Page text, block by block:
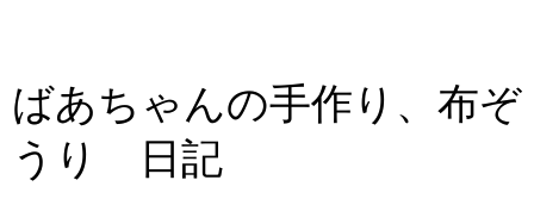
ばあちゃんの手作り、布ぞ
うり 日記